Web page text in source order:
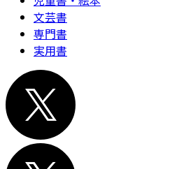
文芸書
専門書
実用書